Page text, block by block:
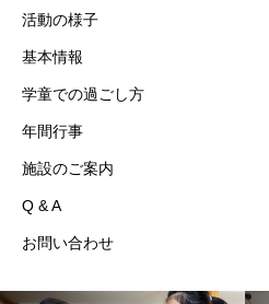
活動の様子
基本情報
学童での過ごし方
年間行事
施設のご案内
Q & A
お問い合わせ